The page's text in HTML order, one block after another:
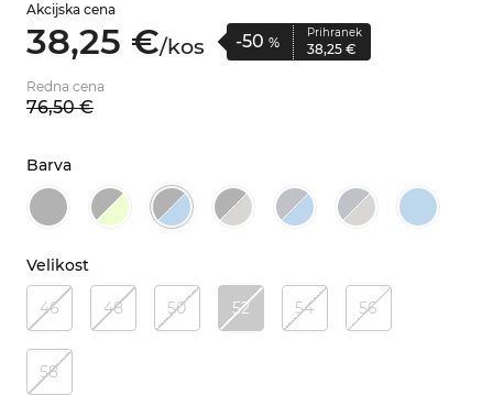
Akcijska cena
38,25 €/kos -50 %
Prihranek
38,25 €
Redna cena
76,50 €
Barva
Velikost
46 48 50 52 54 56
58